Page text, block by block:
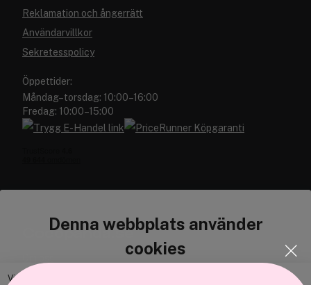
Denna webbplats använder
cookies
Vi använder enhetsidentifierare för att anpassa innehållet och
Reklamation och ångerrätt
Användarvillkor
Sekretesspolicy
Öppettider:
Måndag–torsdag: 10:00–16:00
Fredag: 10:00–15:00
Cocopanda.se